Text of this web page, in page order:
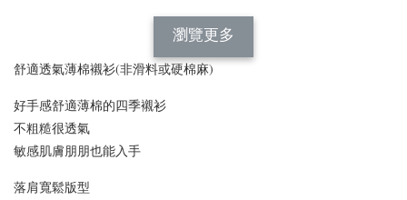
瀏覽更多
舒適透氣薄棉襯衫(非滑料或硬棉麻)
好手感舒適薄棉的四季襯衫
不粗糙很透氣
敏感肌膚朋朋也能入手
落肩寬鬆版型